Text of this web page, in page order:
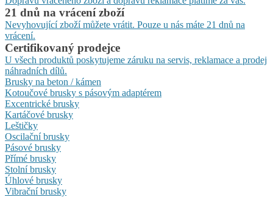
21 dnů na vrácení zboží
Nevyhovující zboží můžete vrátit. Pouze u nás máte 21 dnů na
vrácení.
Certifikovaný prodejce
U všech produktů poskytujeme záruku na servis, reklamace a prodej
náhradních dílů.
Brusky na beton / kámen
Kotoučové brusky s pásovým adaptérem
Excentrické brusky
Kartáčové brusky
Leštičky
Oscilační brusky
Pásové brusky
Přímé brusky
Stolní brusky
Úhlové brusky
Vibrační brusky